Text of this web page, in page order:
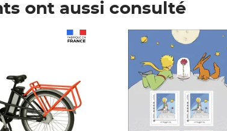
ont aussi consulté
Prix 7,50€